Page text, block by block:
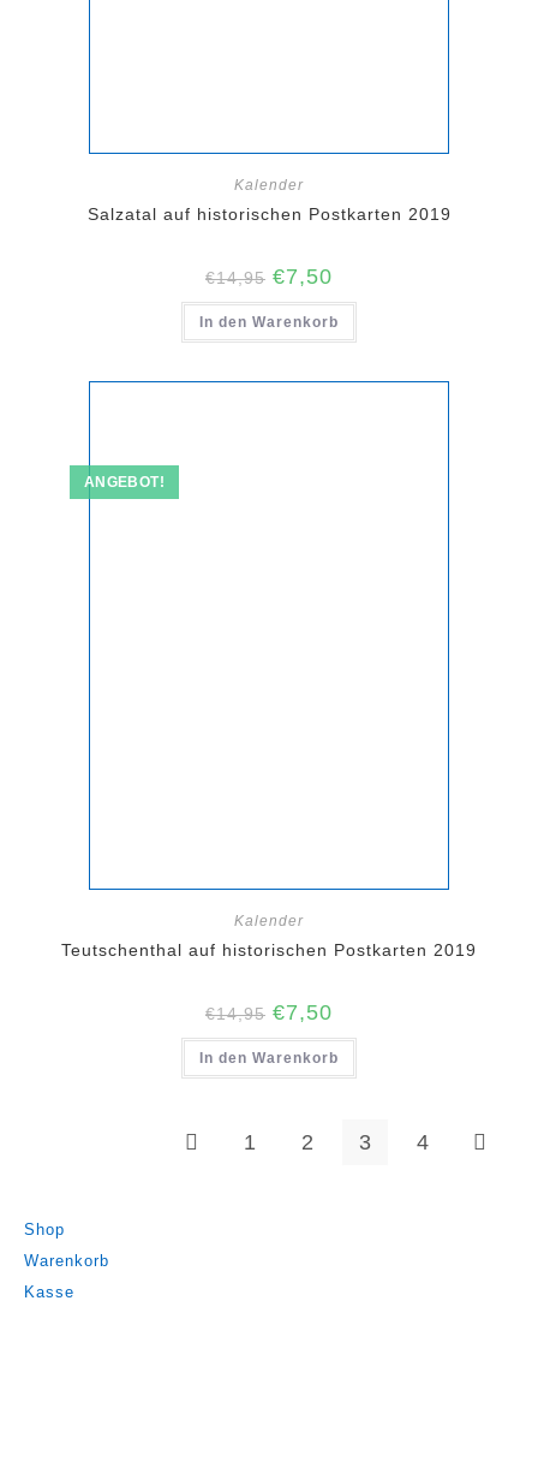
Kalender
Salzatal auf historischen Postkarten 2019
€14,95 Ursprünglicher
Preis
war:
€14,95
€7,50
ist:
€7,50.
In den Warenkorb
ANGEBOT!
Kalender
Teutschenthal auf historischen Postkarten 2019
€14,95 Ursprünglicher
Preis
war:
€14,95
€7,50
ist:
€7,50.
In den Warenkorb
1 2 3 4
Shop
Warenkorb
Kasse